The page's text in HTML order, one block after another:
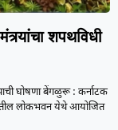
शपथविधी
घोषणा बेंगळुरू : कर्नाटक
लोकभवन येथे आयोजित